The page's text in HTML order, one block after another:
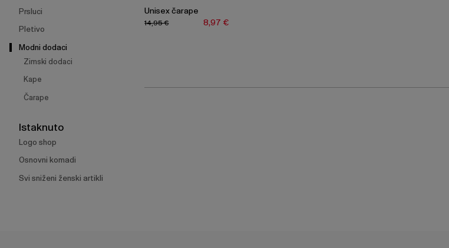
Prsluci
Pletivo
Modni dodaci
Zimski dodaci
Kape
Čarape
Istaknuto
Logo shop
Osnovni komadi
Svi sniženi ženski artikli
Unisex čarape
8,97 €
14,95 €